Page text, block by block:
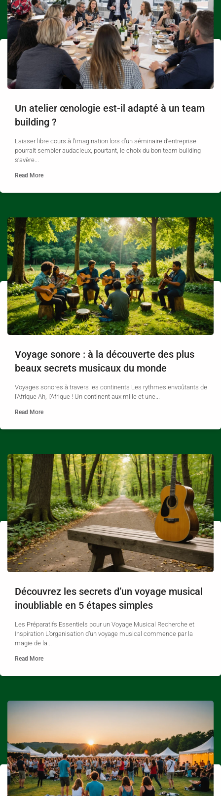
Un atelier œnologie est-il adapté à un team
building ?
Laisser libre cours à l’imagination lors d’un séminaire d’entreprise
pourrait sembler audacieux, pourtant, le choix du bon team building
s’avère...
Read More
Voyage sonore : à la découverte des plus
beaux secrets musicaux du monde
Voyages sonores à travers les continents Les rythmes envoûtants de
l’Afrique Ah, l’Afrique ! Un continent aux mille et une...
Read More
Découvrez les secrets d’un voyage musical
inoubliable en 5 étapes simples
Les Préparatifs Essentiels pour un Voyage Musical Recherche et
Inspiration L’organisation d’un voyage musical commence par la
magie de la...
Read More